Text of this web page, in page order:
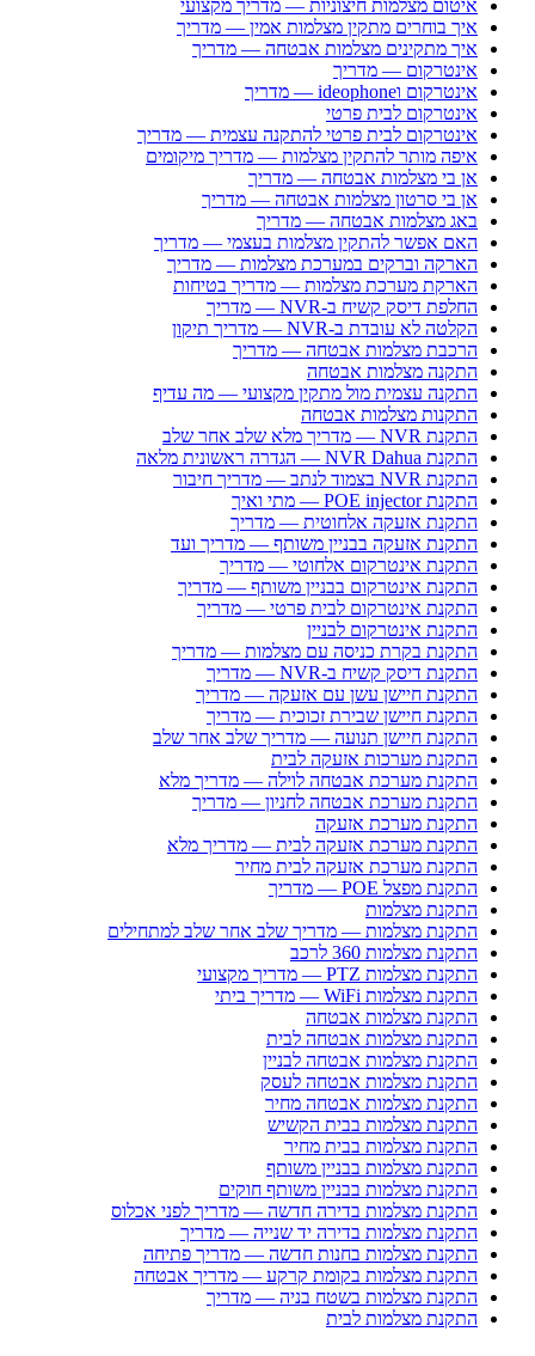
איטום מצלמות חיצוניות — מדריך מקצועי
איך בוחרים מתקין מצלמות אמין — מדריך
איך מתקינים מצלמות אבטחה — מדריך
אינטרקום — מדריך
אינטרקום וideophone — מדריך
אינטרקום לבית פרטי
אינטרקום לבית פרטי להתקנה עצמית — מדריך
איפה מותר להתקין מצלמות — מדריך מיקומים
אן בי מצלמות אבטחה — מדריך
אן בי סרטון מצלמות אבטחה — מדריך
באג מצלמות אבטחה — מדריך
האם אפשר להתקין מצלמות בעצמי — מדריך
הארקה וברקים במערכת מצלמות — מדריך
הארקת מערכת מצלמות — מדריך בטיחות
החלפת דיסק קשיח ב-NVR — מדריך
הקלטה לא עובדת ב-NVR — מדריך תיקון
הרכבת מצלמות אבטחה — מדריך
התקנה מצלמות אבטחה
התקנה עצמית מול מתקין מקצועי — מה עדיף
התקנות מצלמות אבטחה
התקנת NVR — מדריך מלא שלב אחר שלב
התקנת NVR Dahua — הגדרה ראשונית מלאה
התקנת NVR בצמוד לנתב — מדריך חיבור
התקנת POE injector — מתי ואיך
התקנת אזעקה אלחוטית — מדריך
התקנת אזעקה בבניין משותף — מדריך ועד
התקנת אינטרקום אלחוטי — מדריך
התקנת אינטרקום בבניין משותף — מדריך
התקנת אינטרקום לבית פרטי — מדריך
התקנת אינטרקום לבניין
התקנת בקרת כניסה עם מצלמות — מדריך
התקנת דיסק קשיח ב-NVR — מדריך
התקנת חיישן עשן עם אזעקה — מדריך
התקנת חיישן שבירת זכוכית — מדריך
התקנת חיישן תנועה — מדריך שלב אחר שלב
התקנת מערכות אזעקה לבית
התקנת מערכת אבטחה לוילה — מדריך מלא
התקנת מערכת אבטחה לחניון — מדריך
התקנת מערכת אזעקה
התקנת מערכת אזעקה לבית — מדריך מלא
התקנת מערכת אזעקה לבית מחיר
התקנת מפצל POE — מדריך
התקנת מצלמות
התקנת מצלמות — מדריך שלב אחר שלב למתחילים
התקנת מצלמות 360 לרכב
התקנת מצלמות PTZ — מדריך מקצועי
התקנת מצלמות WiFi — מדריך ביתי
התקנת מצלמות אבטחה
התקנת מצלמות אבטחה לבית
התקנת מצלמות אבטחה לבניין
התקנת מצלמות אבטחה לעסק
התקנת מצלמות אבטחה מחיר
התקנת מצלמות בבית הקשיש
התקנת מצלמות בבית מחיר
התקנת מצלמות בבניין משותף
התקנת מצלמות בבניין משותף חוקים
התקנת מצלמות בדירה חדשה — מדריך לפני אכלוס
התקנת מצלמות בדירה יד שנייה — מדריך
התקנת מצלמות בחנות חדשה — מדריך פתיחה
התקנת מצלמות בקומת קרקע — מדריך אבטחה
התקנת מצלמות בשטח בניה — מדריך
התקנת מצלמות לבית